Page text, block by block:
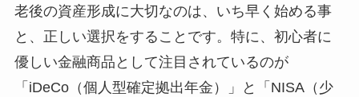
老後の資産形成に大切なのは、いち早く始める事
と、正しい選択をすることです。特に、初心者に
優しい金融商品として注目されているのが
「iDeCo（個人型確定拠出年金）」と「NISA（少